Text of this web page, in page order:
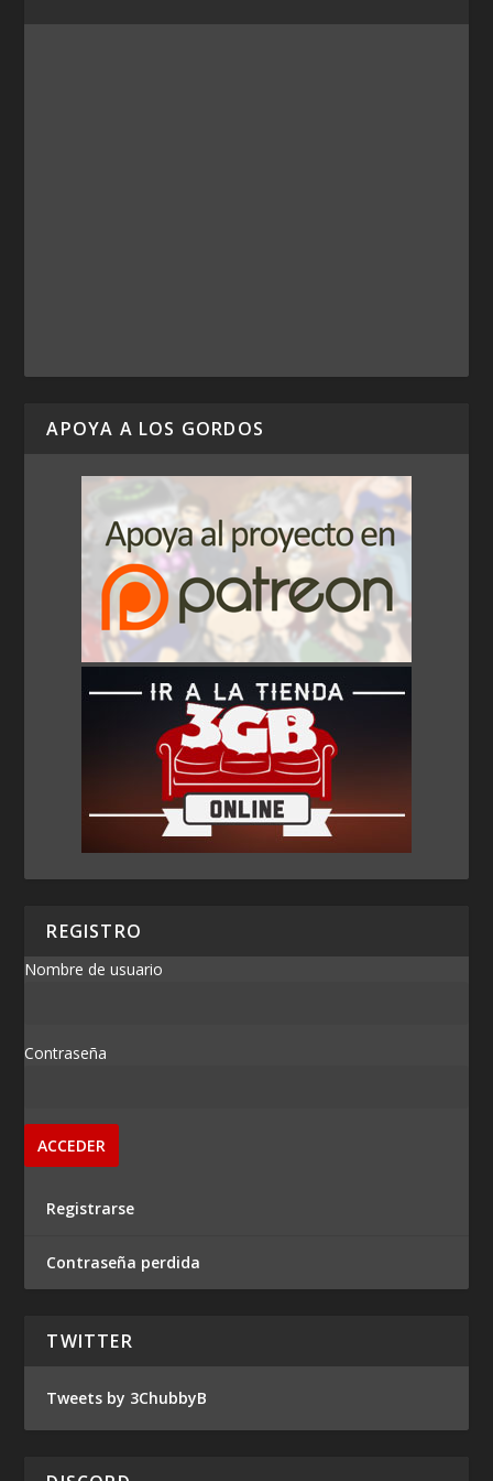
APOYA A LOS GORDOS
REGISTRO
Nombre de usuario
Contraseña
Registrarse
Contraseña perdida
TWITTER
Tweets by 3ChubbyB